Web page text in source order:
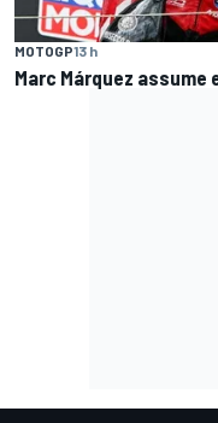
MOTOGP13 h
Marc Márquez